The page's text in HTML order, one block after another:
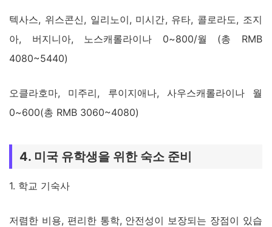
텍사스, 위스콘신, 일리노이, 미시간, 유타, 콜로라도, 조지
아, 버지니아, 노스캐롤라이나 0~800/월 (총 RMB
4080~5440)
오클라호마, 미주리, 루이지애나, 사우스캐롤라이나 월
0~600(총 RMB 3060~4080)
4. 미국 유학생을 위한 숙소 준비
1. 학교 기숙사
저렴한 비용, 편리한 통학, 안전성이 보장되는 장점이 있습